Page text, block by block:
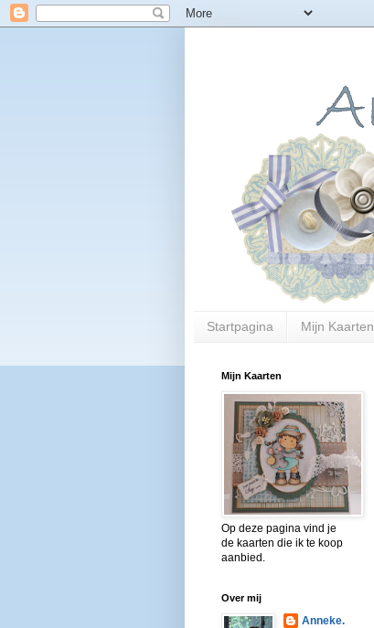
Startpagina Mijn Kaarten
Mijn Kaarten
Op deze pagina vind je
de kaarten die ik te koop
aanbied.
Over mij
Anneke.